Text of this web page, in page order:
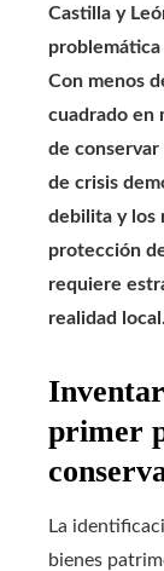
Castilla y
problemática
Con menos
cuadrado en
de
de crisis
debilita y los
protección
requiere
realidad local.
primer
La
bienes